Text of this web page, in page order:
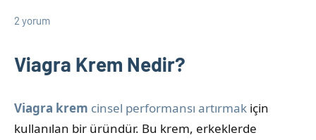
Bilgileri
13
2025
admin
2 yorum
Viagra Krem Nedir?
Viagra krem cinsel performansı artırmak için
kullanılan bir üründür. Bu krem, erkeklerde